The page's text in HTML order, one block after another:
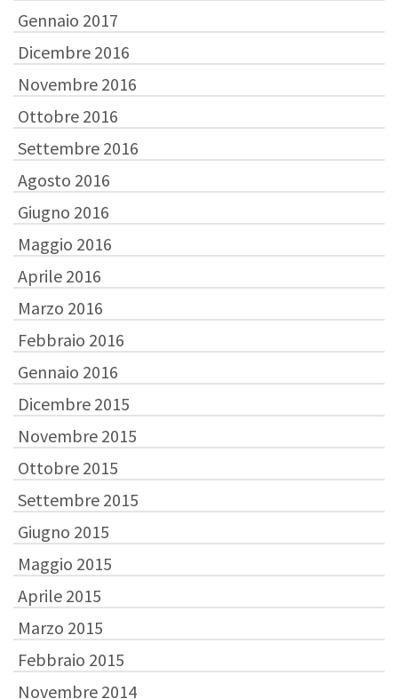
Gennaio 2017
Dicembre 2016
Novembre 2016
Ottobre 2016
Settembre 2016
Agosto 2016
Giugno 2016
Maggio 2016
Aprile 2016
Marzo 2016
Febbraio 2016
Gennaio 2016
Dicembre 2015
Novembre 2015
Ottobre 2015
Settembre 2015
Giugno 2015
Maggio 2015
Aprile 2015
Marzo 2015
Febbraio 2015
Novembre 2014